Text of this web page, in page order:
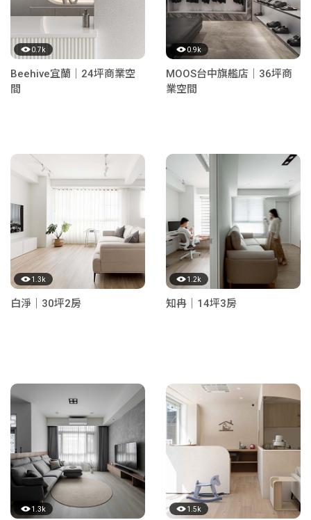
0.7k
Beehive宜蘭｜24坪商業空
間
0.9k
MOOS台中旗艦店｜36坪商
業空間
1.3k
白淨｜30坪2房
1.2k
知冉｜14坪3房
1.3k 1.5k